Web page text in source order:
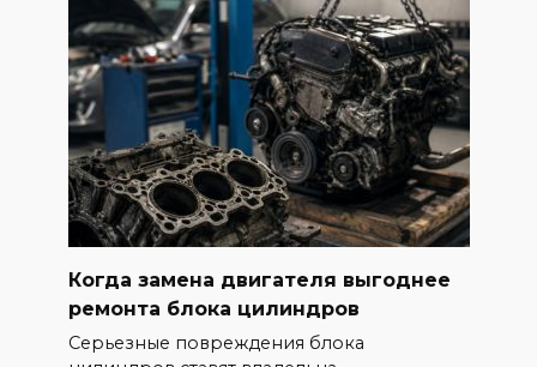
Когда замена двигателя выгоднее
ремонта блока цилиндров
Серьезные повреждения блока